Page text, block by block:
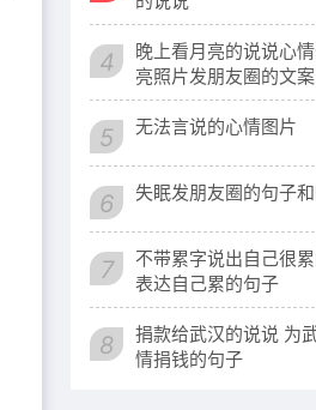
4
晚上看月亮的说说心
亮照片发朋友圈的文案
5 无法言说的心情图片
6 失眠发朋友圈的句子
7
不带累字说出自己很
表达自己累的句子
8
捐款给武汉的说说 为
情捐钱的句子